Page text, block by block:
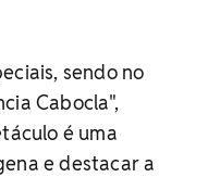
sendo no
Cabocla",
é uma
e destacar a